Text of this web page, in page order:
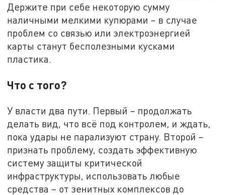
Держите при себе некоторую сумму
наличными мелкими купюрами – в случае
проблем со связью или электроэнергией
карты станут бесполезными кусками
пластика.
Что с того?
У власти два пути. Первый – продолжать
делать вид, что всё под контролем, и ждать,
пока удары не парализуют страну. Второй –
признать проблему, создать эффективную
систему защиты критической
инфраструктуры, использовать любые
средства – от зенитных комплексов до